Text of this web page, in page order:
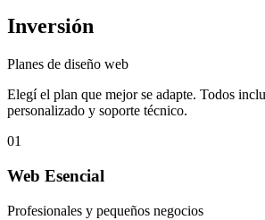
Inversión
Planes de diseño web
Elegí el plan que mejor se adapte. Todos
personalizado y soporte técnico.
01
Web Esencial
Profesionales y pequeños negocios